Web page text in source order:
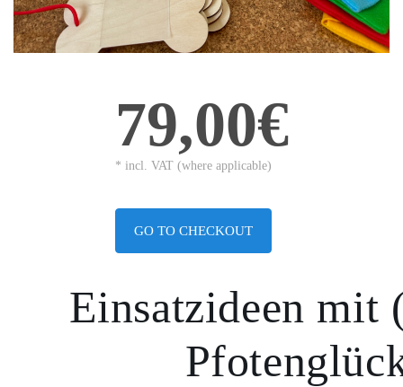
79,00€
* incl. VAT (where applicable)
GO TO CHECKOUT
Einsatzideen mit